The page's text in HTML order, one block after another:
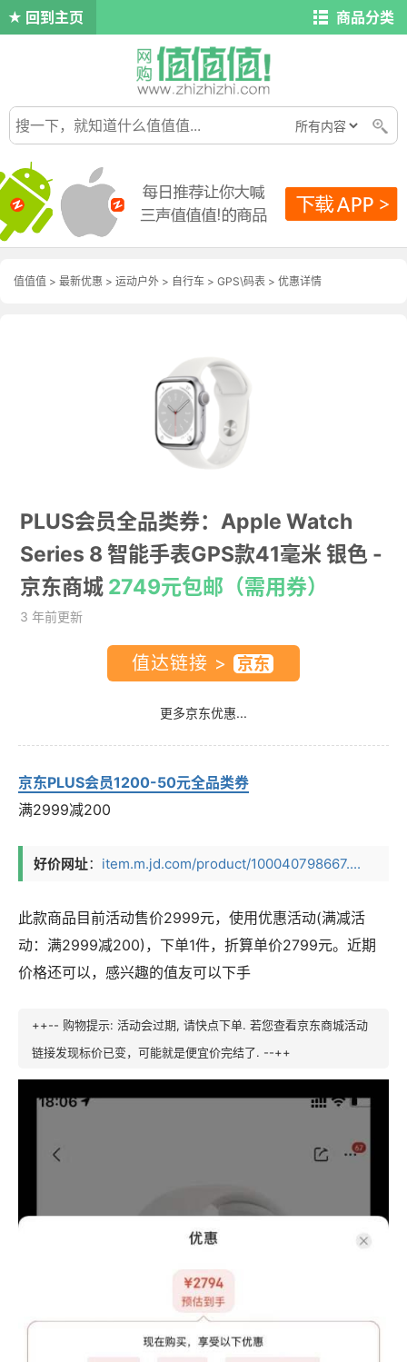
回到主页 商品分类
值值值 > 最新优惠 > 运动户外 > 自行车 > GPS\码表 > 优惠详情
PLUS会员全品类券：Apple Watch
Series 8 智能手表GPS款41毫米 银色 -
京东商城 2749元包邮（需用券）
3 年前更新
值达链接 >
更多京东优惠...
京东PLUS会员1200-50元全品类券
满2999减200
好价网址： item.m.jd.com/product/100040798667....
此款商品目前活动售价2999元，使用优惠活动(满减活
动：满2999减200)，下单1件，折算单价2799元。近期
价格还可以，感兴趣的值友可以下手
++-- 购物提示: 活动会过期, 请快点下单. 若您查看京东商城活动
链接发现标价已变，可能就是便宜价完结了. --++